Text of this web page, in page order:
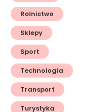
Rolnictwo
Sklepy
Sport
Technologia
Transport
Turystyka